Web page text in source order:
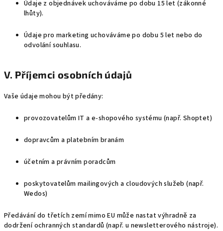
Údaje z objednávek uchováváme po dobu 15 let (zákonné
lhůty).
Údaje pro marketing uchováváme po dobu 5 let nebo do
odvolání souhlasu.
V. Příjemci osobních údajů
Vaše údaje mohou být předány:
provozovatelům IT a e-shopového systému (např. Shoptet)
dopravcům a platebním branám
účetním a právním poradcům
poskytovatelům mailingových a cloudových služeb (např.
Wedos)
Předávání do třetích zemí mimo EU může nastat výhradně za
dodržení ochranných standardů (např. u newsletterového nástroje).